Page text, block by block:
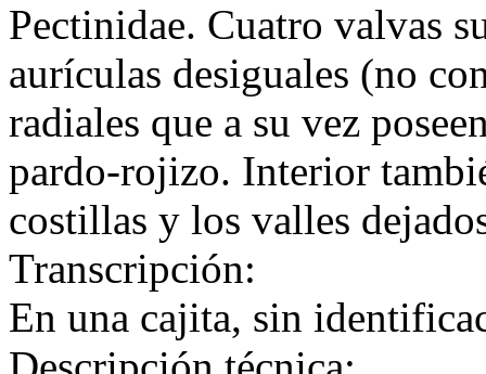
Pectinidae. Cuatro valvas
aurículas desiguales (no
radiales que a su vez
pardo-rojizo. Interior
costillas y los valles
Transcripción:
En una cajita, sin